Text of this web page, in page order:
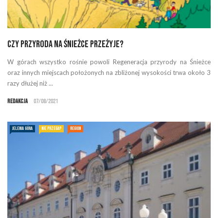
Czy przyroda na Śnieżce przeżyje?
W górach wszystko rośnie powoli Regeneracja przyrody na Śnieżce
oraz innych miejscach położonych na zbliżonej wysokości trwa około 3
razy dłużej niż ...
Redakcja 07/08/2021
JELENIA GÓRA NIE PRZEGAP REGION